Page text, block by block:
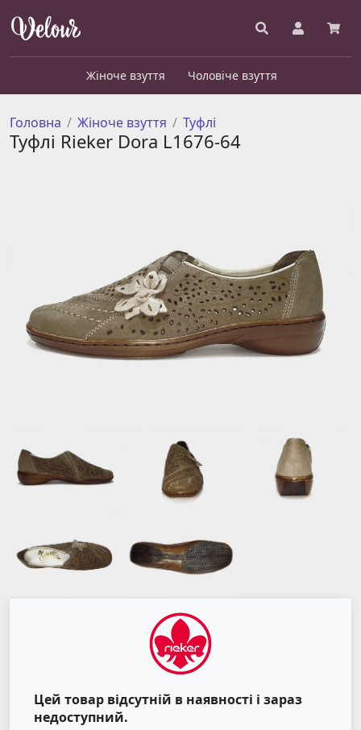
Жіноче взуття Чоловіче взуття
Головна Жіноче взуття Туфлі
Туфлі Rieker Dora L1676-64
Цей товар відсутній в наявності і зараз
недоступний.